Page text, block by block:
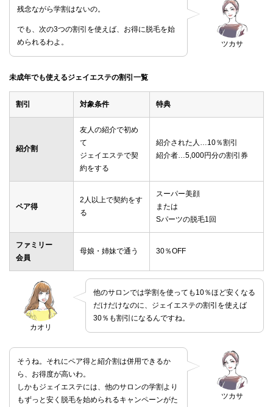
ツカサ
残念ながら学割はないの。
でも、次の3つの割引を使えば、お得に脱毛を始
められるわよ。
未成年でも使えるジェイエステの割引一覧
割引 対象条件 特典
紹介割
友人の紹介で初め
て
ジェイエステで契
約をする
紹介された人…10％割引
紹介者…5,000円分の割引券
ペア得
2人以上で契約をす
る
スーパー美顔
または
Sパーツの脱毛1回
ファミリー
会員
母娘・姉妹で通う 30％OFF
カオリ
他のサロンでは学割を使っても10％ほど安くなる
だけだけなのに、ジェイエステの割引を使えば
30％も割引になるんですね。
ツカサ
そうね。それにペア得と紹介割は併用できるか
ら、お得度が高いわ。
しかもジェイエステには、他のサロンの学割より
もずっと安く脱毛を始められるキャンペーンがた